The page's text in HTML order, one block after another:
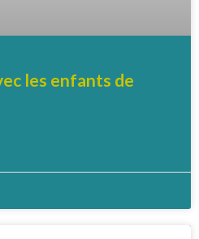
les enfants de